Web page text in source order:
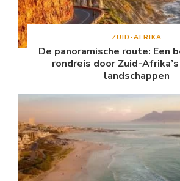
ZUID-AFRIKA
De panoramische route: Een
rondreis door Zuid-
landschappen